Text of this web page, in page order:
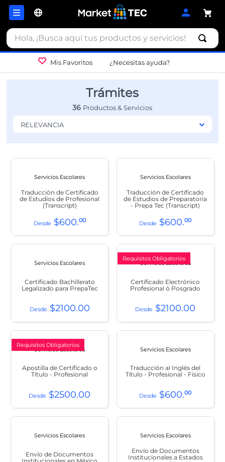
Hola, ¡Busca aquí tus productos y servicios!
Mis Favoritos ¿Necesitas ayuda?
Trámites
36
RELEVANCIA
Servicios Escolares
Traducción de Certificado
de Estudios de Profesional
(Transcript)
$600.00
Servicios Escolares
Traducción de Certificado
de Estudios de Preparatoria
- Prepa Tec (Transcript)
$600.00
Servicios Escolares
Certificado Bachillerato
Legalizado para PrepaTec
$2100.00
Requisitos Obligatorios
Servicios Escolares
Certificado Electrónico
Profesional ó Posgrado
$2100.00
Requisitos Obligatorios
Servicios Escolares
Apostilla de Certificado o
Título - Profesional
$2500.00
Servicios Escolares
Traducción al Inglés del
Título - Profesional - Físico
$600.00
Servicios Escolares
Envío de Documentos
Servicios Escolares
Envío de Documentos
Institucionales a Estados